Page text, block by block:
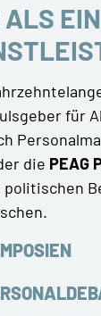
ALS EIN
für
die PEAG
politischen